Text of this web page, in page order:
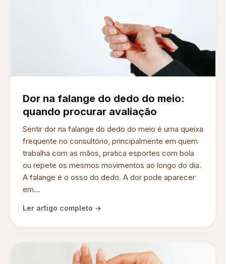
Dor na falange do dedo do meio:
quando procurar avaliação
Sentir dor na falange do dedo do meio é uma queixa
frequente no consultório, principalmente em quem
trabalha com as mãos, pratica esportes com bola
ou repete os mesmos movimentos ao longo do dia.
A falange é o osso do dedo. A dor pode aparecer
em...
Ler artigo completo →